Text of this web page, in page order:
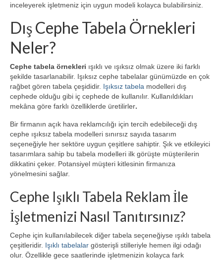
inceleyerek işletmeniz için uygun modeli kolayca bulabilirsiniz.
Dış Cephe Tabela Örnekleri
Neler?
Cephe tabela örnekleri ışıklı ve ışıksız olmak üzere iki farklı
şekilde tasarlanabilir. Işıksız cephe tabelalar günümüzde en çok
rağbet gören tabela çeşididir. Işıksız tabela modelleri dış
cephede olduğu gibi iç cephede de kullanılır. Kullanıldıkları
mekâna göre farklı özelliklerde üretilirler.
Bir firmanın açık hava reklamcılığı için tercih edebileceği dış
cephe ışıksız tabela modelleri sınırsız sayıda tasarım
seçeneğiyle her sektöre uygun çeşitlere sahiptir. Şık ve etkileyici
tasarımlara sahip bu tabela modelleri ilk görüşte müşterilerin
dikkatini çeker. Potansiyel müşteri kitlesinin firmanıza
yönelmesini sağlar.
Cephe Işıklı Tabela Reklam İle
İşletmenizi Nasıl Tanıtırsınız?
Cephe için kullanılabilecek diğer tabela seçeneğiyse ışıklı tabela
çeşitleridir. Işıklı tabelalar gösterişli stilleriyle hemen ilgi odağı
olur. Özellikle gece saatlerinde işletmenizin kolayca fark